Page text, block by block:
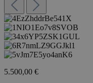
5.500,00 €